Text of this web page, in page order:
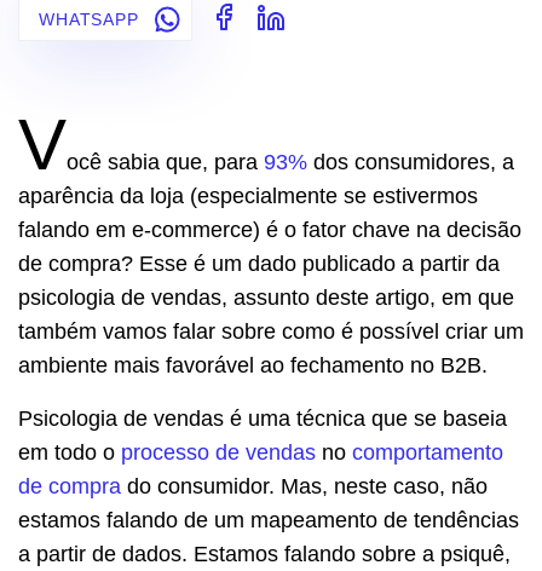
WHATSAPP
Você sabia que, para 93% dos consumidores, a
aparência da loja (especialmente se estivermos
falando em e-commerce) é o fator chave na decisão
de compra? Esse é um dado publicado a partir da
psicologia de vendas, assunto deste artigo, em que
também vamos falar sobre como é possível criar um
ambiente mais favorável ao fechamento no B2B.
Psicologia de vendas é uma técnica que se baseia
em todo o processo de vendas no comportamento
de compra do consumidor. Mas, neste caso, não
estamos falando de um mapeamento de tendências
a partir de dados. Estamos falando sobre a psiquê,